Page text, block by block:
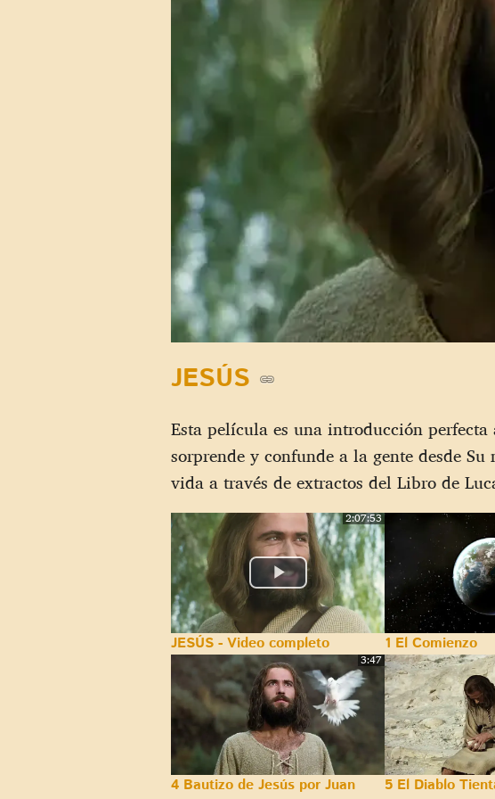
JESÚS
Esta película es una introducción perfecta
sorprende y confunde a la gente desde
vida a través de extractos del Libro de
2:07:53
JESÚS - Video completo 1 El Comienzo
3:47
4 Bautizo de Jesús por Juan 5 El Diablo